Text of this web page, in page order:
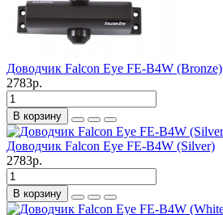
Доводчик Falcon Eye FE-B4W (Bronze)
2783р.
В корзину
Доводчик Falcon Eye FE-B4W (Silver)
2783р.
В корзину